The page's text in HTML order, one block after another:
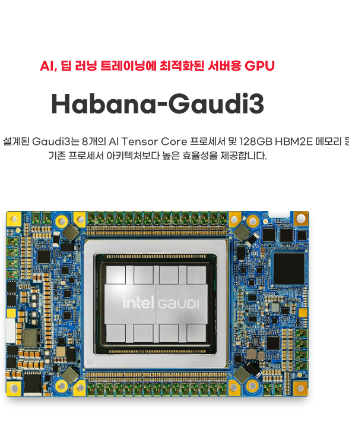
AI, 딥 러닝 트레이닝에 최적화된 서버용 GPU
Habana-Gaudi3
설계된 Gaudi3는 8개의 AI Tensor Core 프로세서 및 128GB HBM2E 메모리
기존 프로세서 아키텍처보다 높은 효율성을 제공합니다.